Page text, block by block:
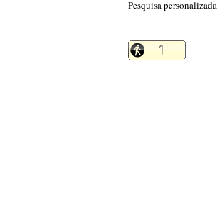
Pesquisa personalizada